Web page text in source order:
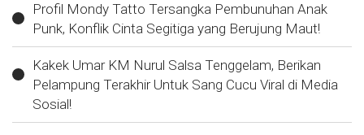
Profil Mondy Tatto Tersangka Pembunuhan Anak
Punk, Konflik Cinta Segitiga yang Berujung Maut!
Kakek Umar KM Nurul Salsa Tenggelam, Berikan
Pelampung Terakhir Untuk Sang Cucu Viral di Media
Sosial!